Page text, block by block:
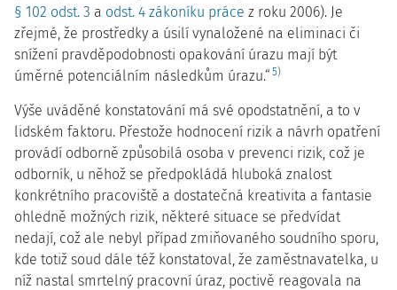
§ 102 odst. 3 a odst. 4 zákoníku práce z roku 2006). Je
zřejmé, že prostředky a úsilí vynaložené na eliminaci či
snížení pravděpodobnosti opakování úrazu mají být
úměrné potenciálním následkům úrazu.“ 5)
Výše uváděné konstatování má své opodstatnění, a to v
lidském faktoru. Přestože hodnocení rizik a návrh opatření
provádí odborně způsobilá osoba v prevenci rizik, což je
odborník, u něhož se předpokládá hluboká znalost
konkrétního pracoviště a dostatečná kreativita a fantasie
ohledně možných rizik, některé situace se předvídat
nedají, což ale nebyl případ zmiňovaného soudního sporu,
kde totiž soud dále též konstatoval, že zaměstnavatelka, u
níž nastal smrtelný pracovní úraz, poctivě reagovala na